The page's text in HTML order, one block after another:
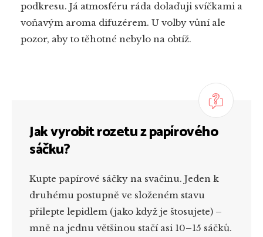
podkresu. Já atmosféru ráda dolaďuji svíčkami a
voňavým aroma difuzérem. U volby vůní ale
pozor, aby to těhotné nebylo na obtíž.
Jak vyrobit rozetu z papírového
sáčku?
Kupte papírové sáčky na svačinu. Jeden k
druhému postupně ve složeném stavu
přilepte lepidlem (jako když je štosujete) –
mně na jednu většinou stačí asi 10–15 sáčků.